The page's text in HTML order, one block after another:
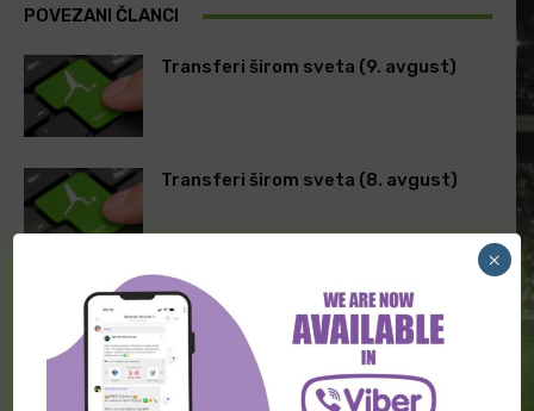
POVEZANI ČLANCI
Transferi širom sveta (9. avgust)
Transferi širom sveta (8. avgust)
Transferi širom sveta (5. avgust)
×